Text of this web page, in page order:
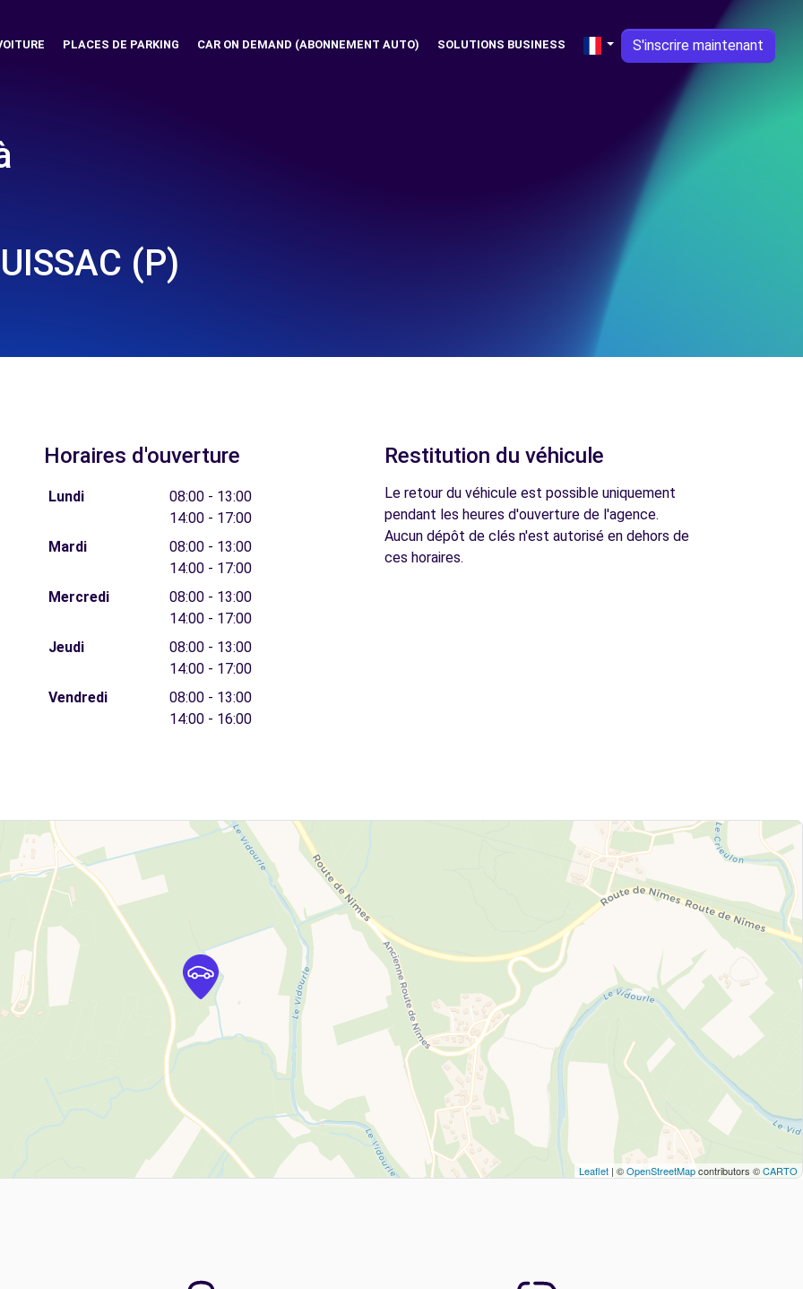
PLACES DE PARKING CAR ON DEMAND (ABONNEMENT AUTO) SOLUTIONS BUSINESS S'inscrire maintenant
(P)
Horaires d'ouverture
Lundi
08:00 - 13:00
14:00 - 17:00
Mardi
08:00 - 13:00
14:00 - 17:00
Mercredi
08:00 - 13:00
14:00 - 17:00
Jeudi
08:00 - 13:00
14:00 - 17:00
Vendredi
08:00 - 13:00
14:00 - 16:00
Restitution du véhicule
Le retour du véhicule est possible uniquement
pendant les heures d'ouverture de l'agence.
Aucun dépôt de clés n'est autorisé en dehors de
ces horaires.
Leaflet | ©OpenStreetMapcontributors ©CARTO